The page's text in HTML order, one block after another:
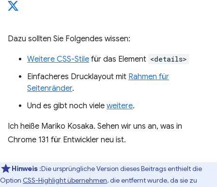
Dazu sollten Sie Folgendes wissen:
Weitere CSS-Stile für das Element <details>
Einfacheres Drucklayout mit Rahmen für
Seitenränder.
Und es gibt noch viele weitere.
Ich heiße Mariko Kosaka. Sehen wir uns an, was in
Chrome 131 für Entwickler neu ist.
Hinweis :Die ursprüngliche Version dieses Beitrags enthielt die
Option CSS-Highlight übernehmen, die entfernt wurde, da sie zu